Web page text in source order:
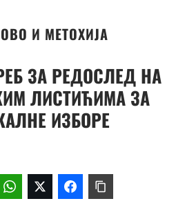
И МЕТОХИЈА
ЗА РЕДОСЛЕД НА
ЛИСТИЋИМА ЗА
ИЗБОРЕ